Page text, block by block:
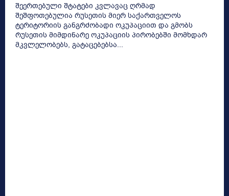
შეერთებული შტატები კვლავაც ღრმად
შეშფოთებულია რუსეთის მიერ საქართველოს
ტერიტორიის განგრძობადი ოკუპაციით და გმობს
რუსეთის მიმდინარე ოკუპაციის პირობებში მომხდარ
მკვლელობებს, გატაცებებსა...